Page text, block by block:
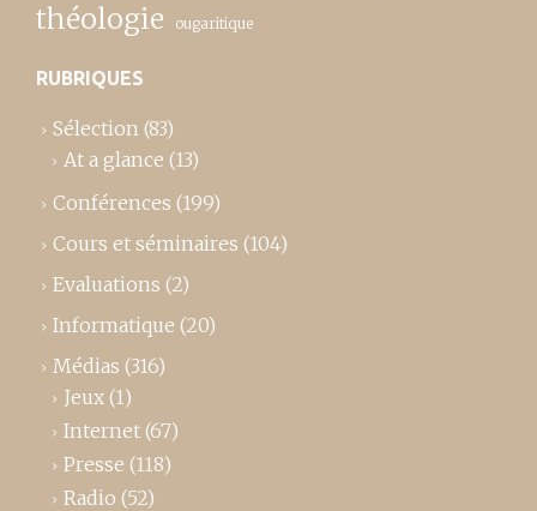
théologie ougaritique
RUBRIQUES
Sélection (83)
At a glance (13)
Conférences (199)
Cours et séminaires (104)
Evaluations (2)
Informatique (20)
Médias (316)
Jeux (1)
Internet (67)
Presse (118)
Radio (52)